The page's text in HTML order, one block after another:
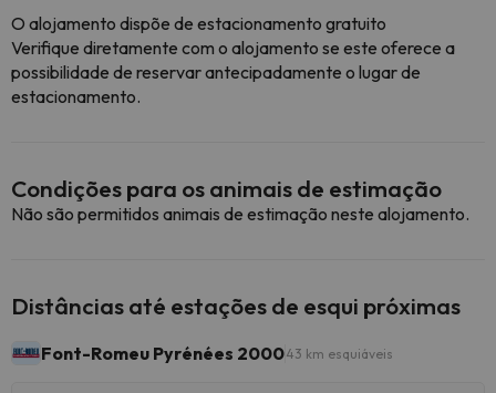
O alojamento dispõe de estacionamento gratuito
Verifique diretamente com o alojamento se este oferece a
possibilidade de reservar antecipadamente o lugar de
estacionamento.
Condições para os animais de estimação
Não são permitidos animais de estimação neste alojamento.
Distâncias até estações de esqui próximas
Font-Romeu Pyrénées 200043 km esquiáveis